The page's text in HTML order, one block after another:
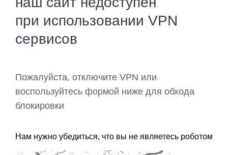
при использовании VPN
сервисов
Пожалуйста, отключите VPN или
воспользуйтесь формой ниже для обхода
блокировки
Нам нужно убедиться, что вы не являетесь роботом